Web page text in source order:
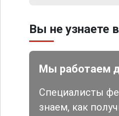
Вы не узнаете
Мы работаем
Специалисты
знаем, как